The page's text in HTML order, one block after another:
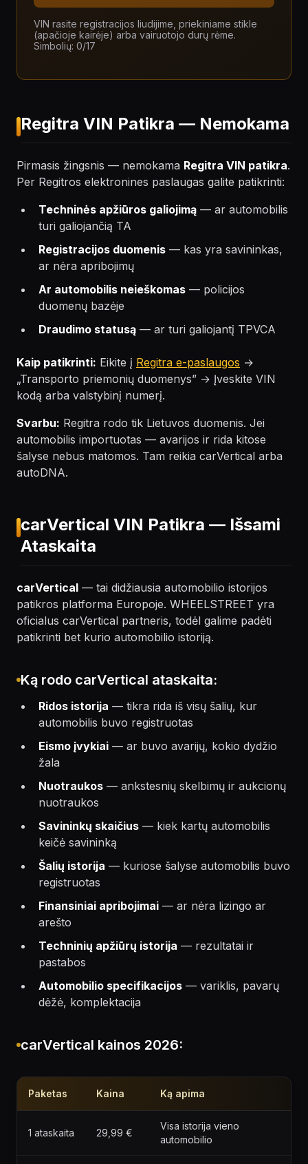
VIN rasite registracijos liudijime, priekiniame stikle
(apačioje kairėje) arba vairuotojo durų rėme.
Simbolių: 0/17
Regitra VIN Patikra — Nemokama
Pirmasis žingsnis — nemokama Regitra VIN patikra.
Per Regitros elektronines paslaugas galite patikrinti:
Techninės apžiūros galiojimą — ar automobilis
turi galiojančią TA
Registracijos duomenis — kas yra savininkas,
ar nėra apribojimų
Ar automobilis neieškomas — policijos
duomenų bazėje
Draudimo statusą — ar turi galiojantį TPVCA
Kaip patikrinti: Eikite į Regitra e-paslaugos →
„Transporto priemonių duomenys” → Įveskite VIN
kodą arba valstybinį numerį.
Svarbu: Regitra rodo tik Lietuvos duomenis. Jei
automobilis importuotas — avarijos ir rida kitose
šalyse nebus matomos. Tam reikia carVertical arba
autoDNA.
carVertical VIN Patikra — Išsami
Ataskaita
carVertical — tai didžiausia automobilio istorijos
patikros platforma Europoje. WHEELSTREET yra
oficialus carVertical partneris, todėl galime padėti
patikrinti bet kurio automobilio istoriją.
Ką rodo carVertical ataskaita:
Ridos istorija — tikra rida iš visų šalių, kur
automobilis buvo registruotas
Eismo įvykiai — ar buvo avarijų, kokio dydžio
žala
Nuotraukos — ankstesnių skelbimų ir aukcionų
nuotraukos
Savininkų skaičius — kiek kartų automobilis
keičė savininką
Šalių istorija — kuriose šalyse automobilis buvo
registruotas
Finansiniai apribojimai — ar nėra lizingo ar
arešto
Techninių apžiūrų istorija — rezultatai ir
pastabos
Automobilio specifikacijos — variklis, pavarų
dėžė, komplektacija
carVertical kainos 2026:
Paketas Kaina Ką apima
1 ataskaita 29,99 €
Visa istorija vieno
automobilio